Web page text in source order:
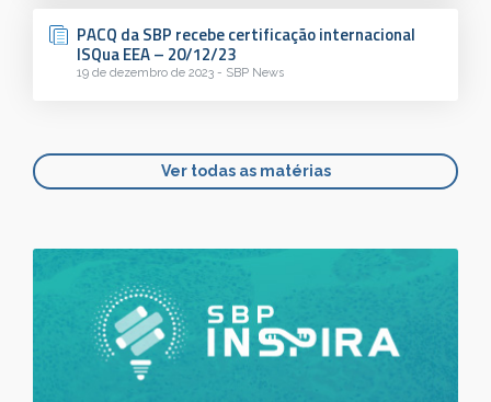
PACQ da SBP recebe certificação internacional
ISQua EEA – 20/12/23
19 de dezembro de 2023 - SBP News
Ver todas as matérias